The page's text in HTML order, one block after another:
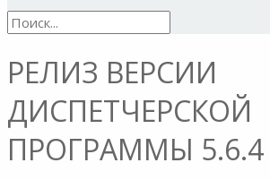
РЕЛИЗ ВЕРСИИ
ДИСПЕТЧЕРСКОЙ
ПРОГРАММЫ 5.6.4